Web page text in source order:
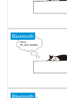
Bluetooth
Bluetooth